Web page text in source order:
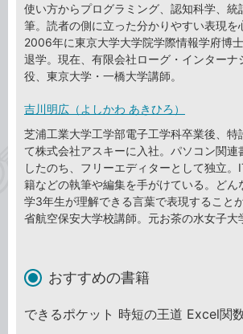
使い方からプログラミング、認知科学、統
筆。読者の側に立った分かりやすい表現を
2006年に東京大学大学院学際情報学府博
退学。現在、有限会社ローグ・インターナ
役、東京大学・一橋大学講師。
吉川明広（よしかわ あきひろ）
芝浦工業大学工学部電子工学科卒業後、特
て株式会社アスキーに入社。パソコン関連
したのち、フリーエディターとして独立
籍などの執筆や編集を手がけている。どん
学3年生が理解できる言葉で表現すること
省航空保安大学校講師。元お茶の水女子大
おすすめの書籍
できるポケット 時短の王道 Excel関